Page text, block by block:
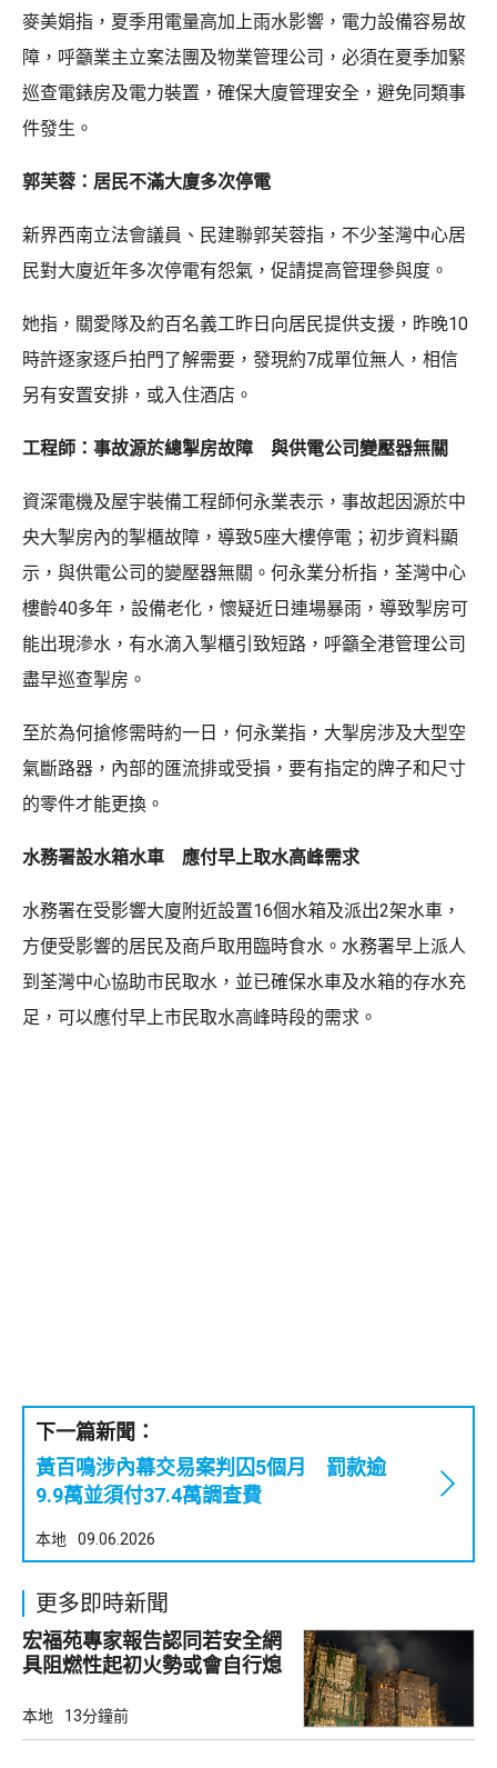
麥美娟指，夏季用電量高加上雨水影響，電力設備容易故
障，呼籲業主立案法團及物業管理公司，必須在夏季加緊
巡查電錶房及電力裝置，確保大廈管理安全，避免同類事
件發生。
郭芙蓉：居民不滿大廈多次停電
新界西南立法會議員、民建聯郭芙蓉指，不少荃灣中心居
民對大廈近年多次停電有怨氣，促請提高管理參與度。
她指，關愛隊及約百名義工昨日向居民提供支援，昨晚10
時許逐家逐戶拍門了解需要，發現約7成單位無人，相信
另有安置安排，或入住酒店。
工程師：事故源於總掣房故障 與供電公司變壓器無關
資深電機及屋宇裝備工程師何永業表示，事故起因源於中
央大掣房內的掣櫃故障，導致5座大樓停電；初步資料顯
示，與供電公司的變壓器無關。何永業分析指，荃灣中心
樓齡40多年，設備老化，懷疑近日連場暴雨，導致掣房可
能出現滲水，有水滴入掣櫃引致短路，呼籲全港管理公司
盡早巡查掣房。
至於為何搶修需時約一日，何永業指，大掣房涉及大型空
氣斷路器，內部的匯流排或受損，要有指定的牌子和尺寸
的零件才能更換。
水務署設水箱水車 應付早上取水高峰需求
水務署在受影響大廈附近設置16個水箱及派出2架水車，
方便受影響的居民及商戶取用臨時食水。水務署早上派人
到荃灣中心協助市民取水，並已確保水車及水箱的存水充
足，可以應付早上市民取水高峰時段的需求。
下一篇新聞：
黃百鳴涉內幕交易案判囚5個月 罰款逾
9.9萬並須付37.4萬調查費
本地 09.06.2026
更多即時新聞
宏福苑專家報告認同若安全網
具阻燃性起初火勢或會自行熄
本地 13分鐘前